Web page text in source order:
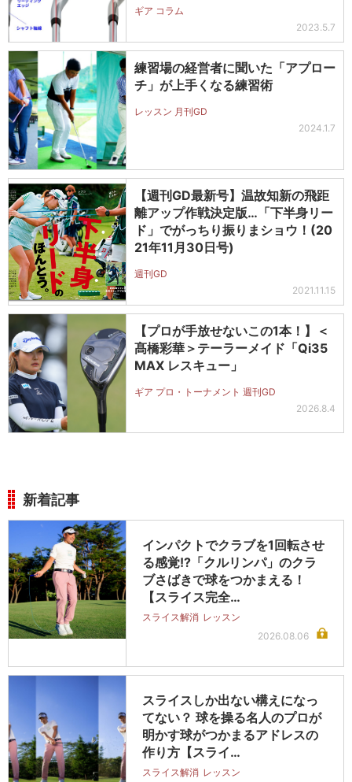
ギア コラム
2023.5.7
練習場の経営者に聞いた「アプロー
チ」が上手くなる練習術
レッスン 月刊GD
2024.1.7
【週刊GD最新号】温故知新の飛距
離アップ作戦決定版…「下半身リー
ド」でがっちり振りまショウ！(20
21年11月30日号)
週刊GD
2021.11.15
【プロが手放せないこの1本！】＜
髙橋彩華＞テーラーメイド「Qi35
MAX レスキュー」
ギア プロ・トーナメント 週刊GD
2026.8.4
新着記事
インパクトでクラブを1回転させ
る感覚!?「クルリンパ」のクラ
ブさばきで球をつかまえる！
【スライス完全…
スライス解消 レッスン
2026.08.06
スライスしか出ない構えになっ
てない？ 球を操る名人のプロが
明かす球がつかまるアドレスの
作り方【スライ…
スライス解消 レッスン